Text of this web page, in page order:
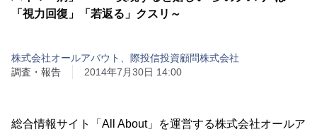
「視力回復」「若返る」クスリ～
株式会社オールアバウト、際投信投資顧問株式会社
調査・報告
2014年7月30日 14:00
総合情報サイト「All About」を運営する株式会社オールア